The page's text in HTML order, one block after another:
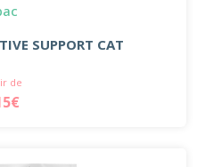
SUPPORT CAT
de